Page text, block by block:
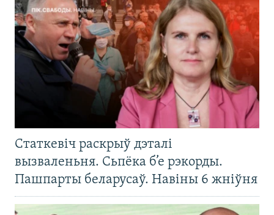
Статкевіч раскрыў дэталі
вызваленьня. Сьпёка б’е рэкорды.
Пашпарты беларусаў. Навіны 6 жніўня